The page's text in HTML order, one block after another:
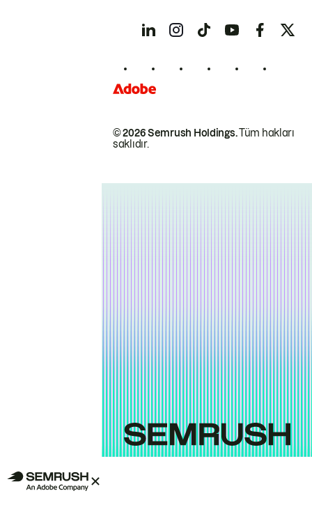
© 2026 Semrush Holdings.Tüm hakları
saklıdır.